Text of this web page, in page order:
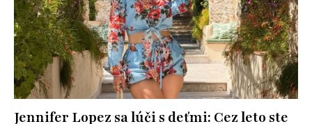
Jennifer Lopez sa lúči s deťmi: Cez leto ste